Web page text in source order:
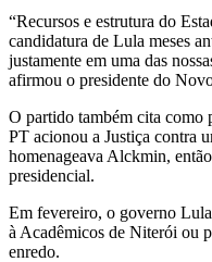
“Recursos e estrutura do
candidatura de Lula meses
justamente em uma das
afirmou o presidente do
O partido também cita como
PT acionou a Justiça contra
homenageava Alckmin,
presidencial.
Em fevereiro, o governo
à Acadêmicos de Niterói ou
enredo.